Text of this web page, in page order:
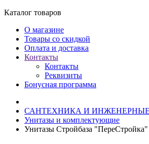
Каталог товаров
О магазине
Товары со скидкой
Оплата и доставка
Контакты
Контакты
Реквизиты
Бонусная программа
САНТЕХНИКА И
Унитазы и комплектующие
Унитазы Стройбаза "ПереСтройка"